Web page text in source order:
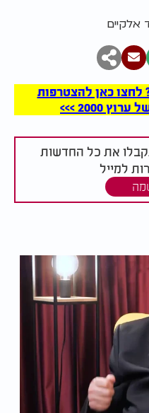
אלקיים
לחצו כאן להצטרפות
2000 >>>
את כל החדשות
למייל